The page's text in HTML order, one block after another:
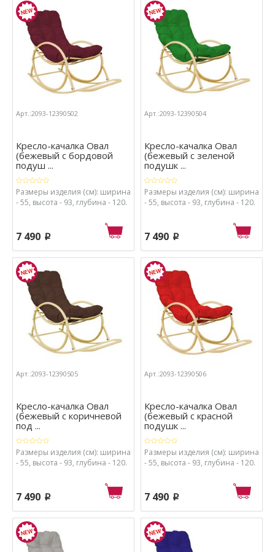
Арт.:2093-12390502
Кресло-качалка Овал
(бежевый с бордовой
подуш ...
Размеры изделия (см): ширина
- 55, высота - 93, глубина - 120.
7 490 p
Арт.:2093-12390504
Кресло-качалка Овал
(бежевый с зеленой
подушк ...
Размеры изделия (см): ширина
- 55, высота - 93, глубина - 120.
7 490 p
Арт.:2093-12390505
Кресло-качалка Овал
(бежевый с коричневой
под ...
Размеры изделия (см): ширина
- 55, высота - 93, глубина - 120.
7 490 p
Арт.:2093-12390506
Кресло-качалка Овал
(бежевый с красной
подушк ...
Размеры изделия (см): ширина
- 55, высота - 93, глубина - 120.
7 490 p